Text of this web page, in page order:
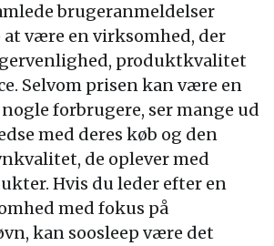
brugeranmeldelser
at være en virksomhed, der
produktkvalitet
Selvom prisen kan være en
forbrugere, ser mange ud
med deres køb og den
de oplever med
Hvis du leder efter en
med fokus på
kan soosleep være det